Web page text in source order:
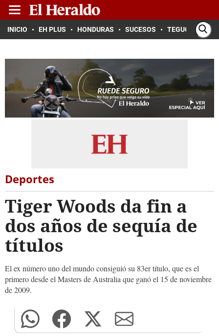
INICIO EH PLUS HONDURAS SUCESOS TEGUCIGALPA
Deportes
Tiger Woods da fin a
dos años de sequía de
títulos
El ex número uno del mundo consiguió su 83er título, que es el
primero desde el Masters de Australia que ganó el 15 de noviembre
de 2009.